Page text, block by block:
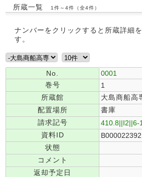
所蔵一覧 1件～4件（全4件）
ナンバーをクリックすると所蔵詳細
す。
No.
0001
巻号
1
所蔵館
大島商船高
配置場所
書庫
請求記号
410.8||I2||6-
資料ID
B000022392
状態
コメント
返却予定日